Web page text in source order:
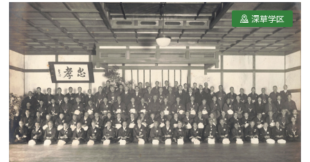
深草学区